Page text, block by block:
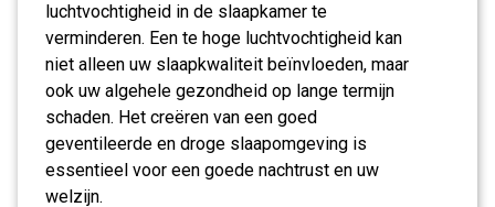
luchtvochtigheid in de slaapkamer te
verminderen. Een te hoge luchtvochtigheid kan
niet alleen uw slaapkwaliteit beïnvloeden, maar
ook uw algehele gezondheid op lange termijn
schaden. Het creëren van een goed
geventileerde en droge slaapomgeving is
essentieel voor een goede nachtrust en uw
welzijn.